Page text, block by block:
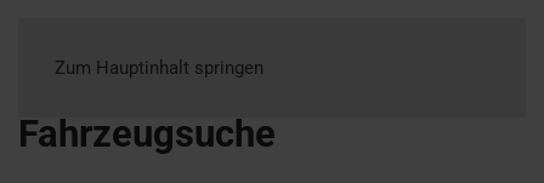
Zum Hauptinhalt springen
Fahrzeugsuche